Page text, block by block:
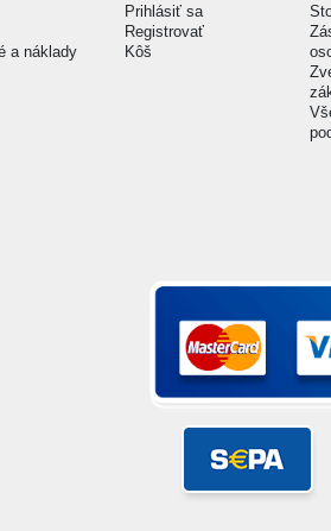
a náklady
Prihlásiť sa
Registrovať
Kôš